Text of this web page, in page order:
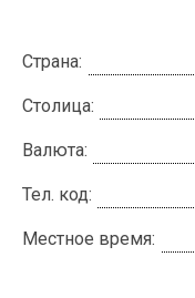
Страна:
Столица:
Валюта:
Тел. код:
Местное время: